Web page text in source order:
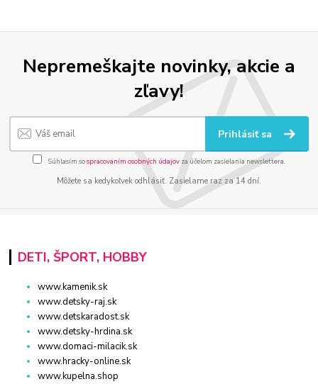
Nepremeškajte novinky, akcie a
zľavy!
Prihlásiť sa
Súhlasím sospracovaním osobných údajov za účelom zasielania newslettera.
Môžete sa kedykoľvek odhlásiť. Zasielame raz za 14 dní.
DETI, ŠPORT, HOBBY
www.kamenik.sk
www.detsky-raj.sk
www.detskaradost.sk
www.detsky-hrdina.sk
www.domaci-milacik.sk
www.hracky-online.sk
www.kupelna.shop